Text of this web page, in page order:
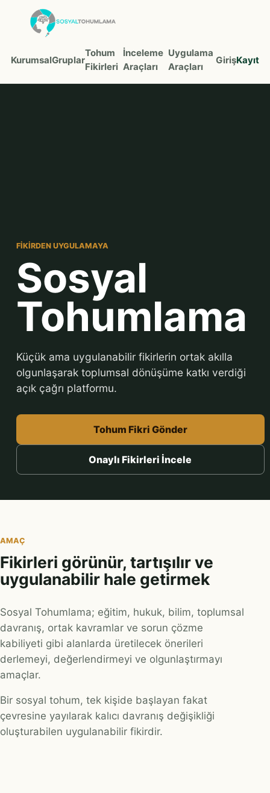
KurumsalGruplar
Tohum
Fikirleri
İnceleme
Araçları
Uygulama
Araçları
GirişKayıt
FIKIRDEN UYGULAMAYA
Sosyal
Tohumlama
Küçük ama uygulanabilir fikirlerin ortak akılla
olgunlaşarak toplumsal dönüşüme katkı verdiği
açık çağrı platformu.
Tohum Fikri Gönder
Onaylı Fikirleri İncele
AMAÇ
Fikirleri görünür, tartışılır ve
uygulanabilir hale getirmek
Sosyal Tohumlama; eğitim, hukuk, bilim, toplumsal
davranış, ortak kavramlar ve sorun çözme
kabiliyeti gibi alanlarda üretilecek önerileri
derlemeyi, değerlendirmeyi ve olgunlaştırmayı
amaçlar.
Bir sosyal tohum, tek kişide başlayan fakat
çevresine yayılarak kalıcı davranış değişikliği
oluşturabilen uygulanabilir fikirdir.